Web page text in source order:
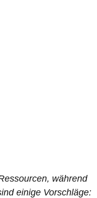
während
einige Vorschläge: